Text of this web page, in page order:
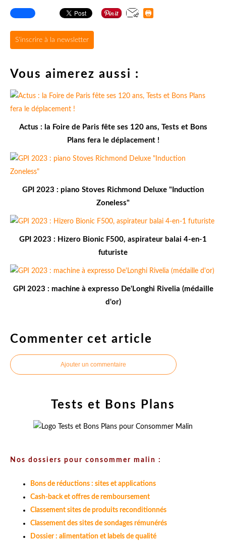
S'inscrire à la newsletter
Vous aimerez aussi :
Actus : la Foire de Paris fête ses 120 ans, Tests et Bons
Plans fera le déplacement !
GPI 2023 : piano Stoves Richmond Deluxe "Induction
Zoneless"
GPI 2023 : Hizero Bionic F500, aspirateur balai 4-en-1
futuriste
GPI 2023 : machine à expresso De'Longhi Rivelia (médaille
d'or)
Commenter cet article
Ajouter un commentaire
Tests et Bons Plans
Nos dossiers pour consommer malin :
Bons de réductions : sites et applications
Cash-back et offres de remboursement
Classement sites de produits reconditionnés
Classement des sites de sondages rémunérés
Dossier : alimentation et labels de qualité